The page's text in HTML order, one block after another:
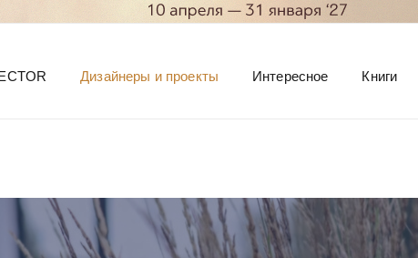
Дизайнеры и проекты Интересное Книги